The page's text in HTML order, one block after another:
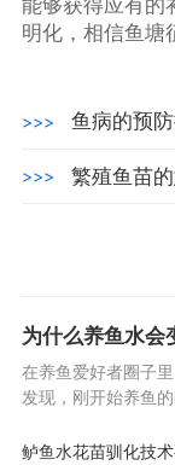
明化，相信鱼塘
>>> 鱼病的预
>>> 繁殖鱼苗
为什么养鱼水会
在养鱼爱好者圈子
发现，刚开始养鱼
鲈鱼水花苗驯化技